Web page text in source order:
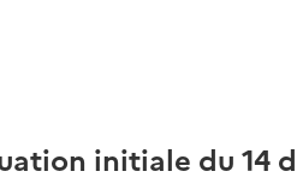
initiale du 14